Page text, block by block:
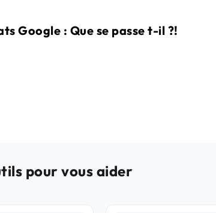
Google : Que se passe t-il ?!
pour vous aider